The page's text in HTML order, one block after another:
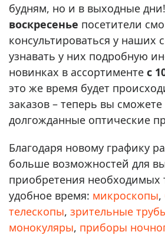
будням, но и в выходные дни!
воскресенье посетители
консультироваться у наших
узнавать у них подробную
новинках в ассортименте с
это же время будет
заказов – теперь вы
долгожданные оптические
Благодаря новому графику
больше возможностей для
приобретения необходимых
удобное время: микроскопы,
телескопы, зрительные
монокуляры, приборы